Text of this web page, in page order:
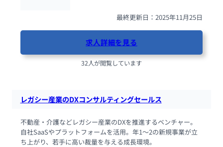
最終更新日：2025年11月25日
求人詳細を見る
32人が閲覧しています
レガシー産業のDXコンサルティングセールス
不動産・介護などレガシー産業のDXを推進するベンチャー。
自社SaaSやプラットフォームを活用。年1〜2の新規事業が立
ち上がり、若手に高い裁量を与える成長環境。